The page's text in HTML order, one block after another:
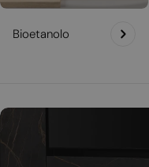
Bioetanolo